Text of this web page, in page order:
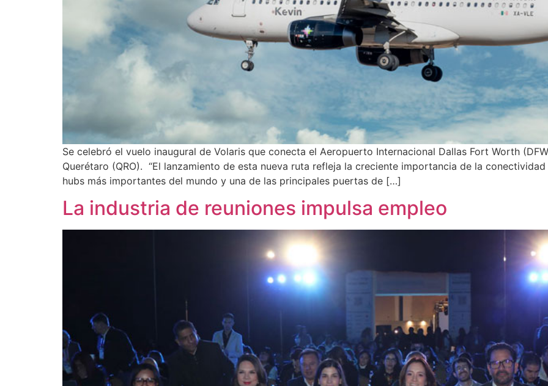
Se celebró el vuelo inaugural de Volaris que conecta el Aeropuerto Internacional Dallas Fort Worth
Querétaro (QRO). “El lanzamiento de esta nueva ruta refleja la creciente importancia de la
hubs más importantes del mundo y una de las principales puertas de […]
La industria de reuniones impulsa empleo